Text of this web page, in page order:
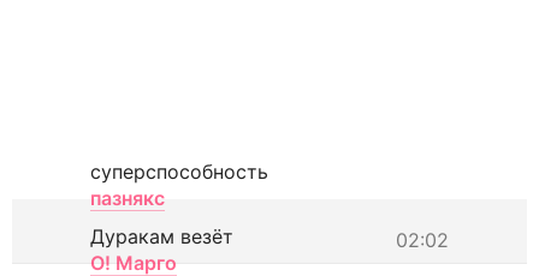
суперспособность
пазнякс
02:02
Дуракам везёт
О! Марго